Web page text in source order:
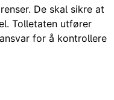
De skal sikre at
Tolletaten utfører
for å kontrollere